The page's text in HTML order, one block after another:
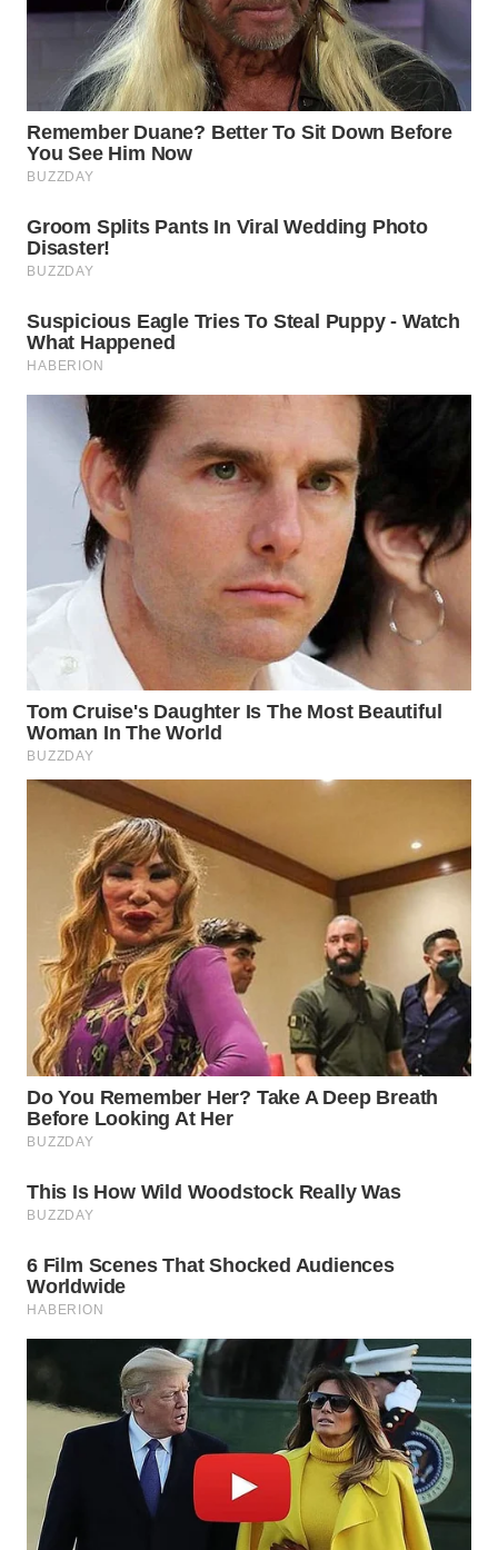
LAWAS
WN
SUMEDANG
WN
CIANJUR
WN
KEPULAUAN
WN
TANGERANG
BINJAI
CIREBON
INDRAMAYU
WN
KUNINGAN
WN
MAJALENGKA
WN
SUBANG
WN
SUKABUMI
WN
PURWAKARTA
WN
PRIANGAN
TIMUR
WN
SEMARANG
WN
SOLO
BOROBUDUR
WN
MADURA
SURABAYA